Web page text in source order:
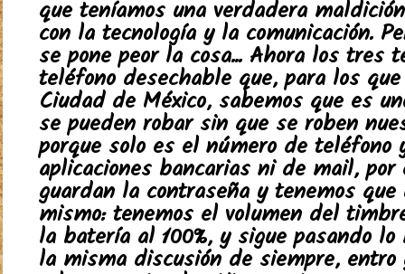
que teníamos una verdadera
con la tecnología y la comunicación.
se pone peor la cosa... Ahora los tres
teléfono desechable que, para los
Ciudad de México, sabemos que es
se pueden robar sin que se roben
porque solo es el número de teléfono
aplicaciones bancarias ni de mail, por
guardan la contraseña y tenemos que
mismo: tenemos el volumen del
la batería al 100%, y sigue pasando lo
la misma discusión de siempre, entro